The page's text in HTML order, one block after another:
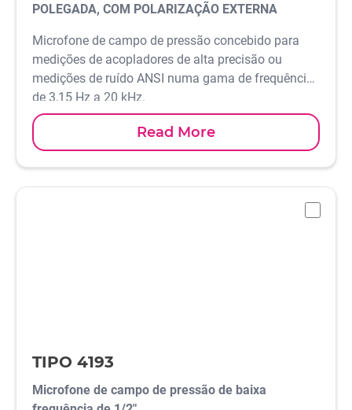
POLEGADA, COM POLARIZAÇÃO EXTERNA
Microfone de campo de pressão concebido para
medições de acopladores de alta precisão ou
medições de ruído ANSI numa gama de frequências
de 3,15 Hz a 20 kHz.
Read More
TIPO 4193
Microfone de campo de pressão de baixa